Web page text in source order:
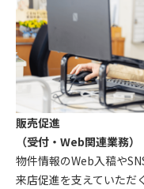
販売促進
（受付・Web関連業務）
物件情報のWeb入稿や
来店促進を支えていただ